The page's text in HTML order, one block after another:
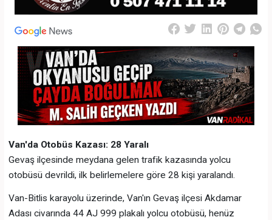
Van'da Otobüs Kazası: 28 Yaralı
Gevaş ilçesinde meydana gelen trafik kazasında yolcu
otobüsü devrildi, ilk belirlemelere göre 28 kişi yaralandı.
Van-Bitlis karayolu üzerinde, Van'ın Gevaş ilçesi Akdamar
Adası civarında 44 AJ 999 plakalı yolcu otobüsü, henüz